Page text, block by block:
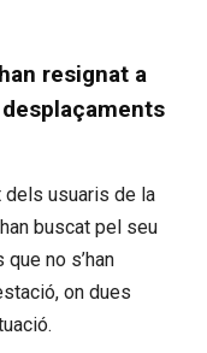
resignat a
dels usuaris de la
buscat pel seu
no s’han
on dues